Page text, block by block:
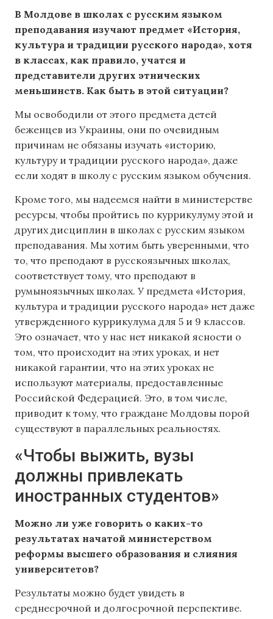
В Молдове в школах с русским языком
преподавания изучают предмет «История,
культура и традиции русского народа», хотя
в классах, как правило, учатся и
представители других этнических
меньшинств. Как быть в этой ситуации?
Мы освободили от этого предмета детей
беженцев из Украины, они по очевидным
причинам не обязаны изучать «историю,
культуру и традиции русского народа», даже
если ходят в школу с русским языком обучения.
Кроме того, мы надеемся найти в министерстве
ресурсы, чтобы пройтись по куррикулуму этой и
других дисциплин в школах с русским языком
преподавания. Мы хотим быть уверенными, что
то, что преподают в русскоязычных школах,
соответствует тому, что преподают в
румыноязычных школах. У предмета «История,
культура и традиции русского народа» нет даже
утвержденного куррикулума для 5 и 9 классов.
Это означает, что у нас нет никакой ясности о
том, что происходит на этих уроках, и нет
никакой гарантии, что на этих уроках не
используют материалы, предоставленные
Российской Федерацией. Это, в том числе,
приводит к тому, что граждане Молдовы порой
существуют в параллельных реальностях.
«Чтобы выжить, вузы
должны привлекать
иностранных студентов»
Можно ли уже говорить о каких-то
результатах начатой министерством
реформы высшего образования и слияния
университетов?
Результаты можно будет увидеть в
среднесрочной и долгосрочной перспективе.